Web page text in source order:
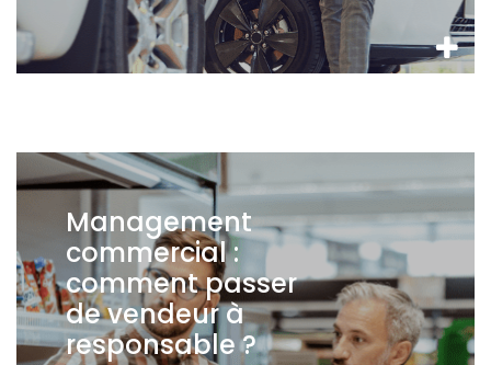
Management
commercial :
comment passer
de vendeur à
responsable ?